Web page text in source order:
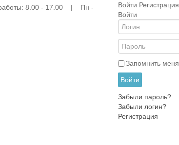
работы: 8.00 - 17.00 | Пн -
Войти Регистрация
Войти
Запомнить меня
Войти
Забыли пароль?
Забыли логин?
Регистрация